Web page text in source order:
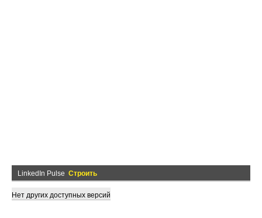
LinkedIn Pulse Строить
Нет других доступных версий